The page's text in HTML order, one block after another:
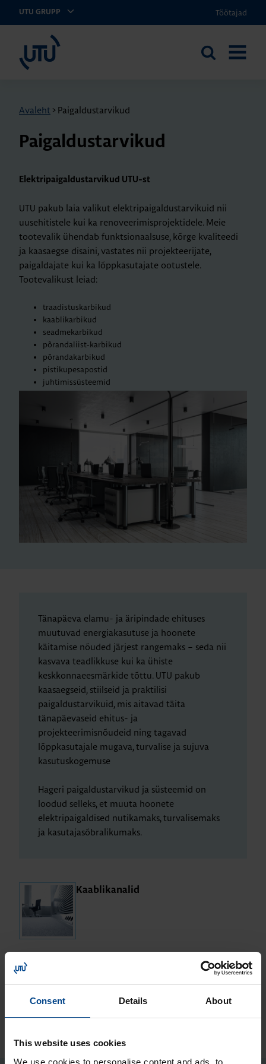
Consent Details About
This website uses cookies
We use cookies to personalise content and ads, to
UTU GRUPP Töötajad
Otsi
Avaleht > Paigaldustarvikud
Pai­gal­dus­tar­vi­kud
Elektripaigaldustarvikud UTU-st
UTU pakub laia valikut elektripaigaldustarvikuid nii
uusehitistele kui ka renoveerimisprojektidele. Meie
tootevalik ühendab funktsionaalsuse, kõrge kvaliteedi
ja kaasaegse disaini, vastates nii projekteerijate,
paigaldajate kui ka lõppkasutajate ootustele.
Tootevalikust leiad:
traadistuskarbikud
kaablikarbikud
seadmekarbikud
põrandaliist-karbikud
põrandakarbikud
pistikupesapostid
juhtimissüsteemid
Tänapäeva elamu- ja äripindade ehituses
muutuvad energiakasutuse ja hoonete
käitamise nõuded järjest rangemaks – seda nii
kasvava teadlikkuse kui ka ühiste
keskkonnaeesmärkide tõttu. UTU pakub
kaasaegseid, stiilseid ja praktilisi
paigaldustarvikuid, mis aitavad täita
tänapäevaseid ehitus- ja
projekteerimisnõudeid ning tagavad
lõppkasutajale mugava, turvalise ja sujuva
kasutuskogemuse
Hageri paigaldustarvikud ja süsteemid on
loodud selleks, et muuta hoonete
elektripaigaldised nutikamaks, turvalisemaks
ja kasutajasõbralikumaks.
Kaab­li­ka­na­lid